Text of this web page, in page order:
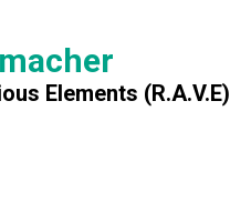
Elements (R.A.V.E)